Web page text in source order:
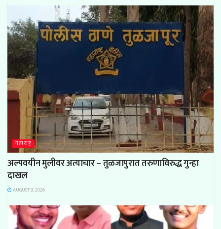
महाराष्ट्र
अल्पवयीन मुलीवर अत्याचार – तुळजापुरात तरुणाविरुद्ध गुन्हा
दाखल
AUGUST 9, 2026